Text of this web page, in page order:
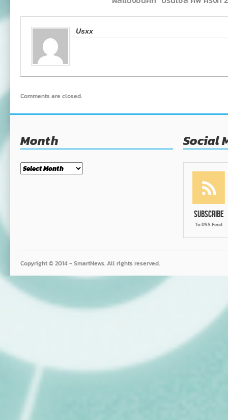
Usxx
Comments are closed.
Month
Month
Social
Subscribe
To RSS Feed
Copyright © 2014 - SmartNews. All rights reserved.